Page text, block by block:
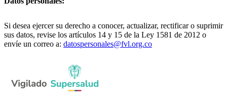
Si desea ejercer su derecho a conocer, actualizar, rectificar o suprimir
sus datos, revise los artículos 14 y 15 de la Ley 1581 de 2012 o
envíe un correo a: datospersonales@fvl.org.co